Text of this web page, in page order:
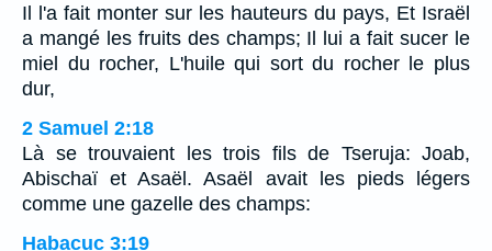
Il l'a fait monter sur les hauteurs du pays, Et Israël
a mangé les fruits des champs; Il lui a fait sucer le
miel du rocher, L'huile qui sort du rocher le plus
dur,
2 Samuel 2:18
Là se trouvaient les trois fils de Tseruja: Joab,
Abischaï et Asaël. Asaël avait les pieds légers
comme une gazelle des champs:
Habacuc 3:19